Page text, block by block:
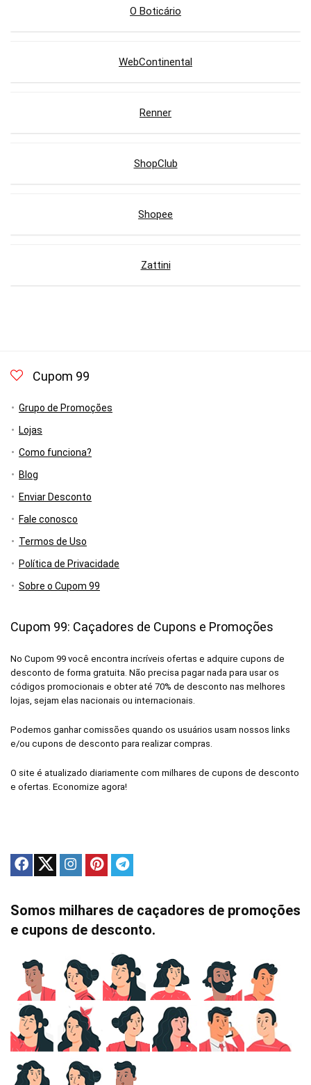
O Boticário
WebContinental
Renner
ShopClub
Shopee
Zattini
Cupom 99
Grupo de Promoções
Lojas
Como funciona?
Blog
Enviar Desconto
Fale conosco
Termos de Uso
Política de Privacidade
Sobre o Cupom 99
Cupom 99: Caçadores de Cupons e Promoções
No Cupom 99 você encontra incríveis ofertas e adquire cupons de
desconto de forma gratuita. Não precisa pagar nada para usar os
códigos promocionais e obter até 70% de desconto nas melhores
lojas, sejam elas nacionais ou internacionais.
Podemos ganhar comissões quando os usuários usam nossos links
e/ou cupons de desconto para realizar compras.
O site é atualizado diariamente com milhares de cupons de desconto
e ofertas. Economize agora!
Somos milhares de caçadores de promoções
e cupons de desconto.